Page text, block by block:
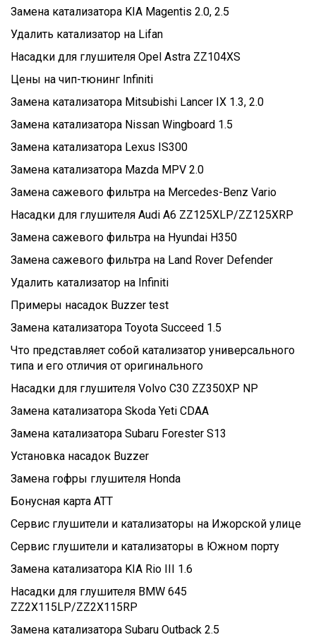
Замена катализатора KIA Magentis 2.0, 2.5
Удалить катализатор на Lifan
Насадки для глушителя Opel Astra ZZ104XS
Цены на чип-тюнинг Infiniti
Замена катализатора Mitsubishi Lancer IX 1.3, 2.0
Замена катализатора Nissan Wingboard 1.5
Замена катализатора Lexus IS300
Замена катализатора Mazda MPV 2.0
Замена сажевого фильтра на Mercedes-Benz Vario
Насадки для глушителя Audi A6 ZZ125XLP/ZZ125XRP
Замена сажевого фильтра на Hyundai H350
Замена сажевого фильтра на Land Rover Defender
Удалить катализатор на Infiniti
Примеры насадок Buzzer test
Замена катализатора Toyota Succeed 1.5
Что представляет собой катализатор универсального
типа и его отличия от оригинального
Насадки для глушителя Volvo C30 ZZ350XP NP
Замена катализатора Skoda Yeti CDAA
Замена катализатора Subaru Forester S13
Установка насадок Buzzer
Замена гофры глушителя Honda
Бонусная карта ATT
Сервис глушители и катализаторы на Ижорской улице
Сервис глушители и катализаторы в Южном порту
Замена катализатора KIA Rio III 1.6
Насадки для глушителя BMW 645
ZZ2X115LP/ZZ2X115RP
Замена катализатора Subaru Outback 2.5